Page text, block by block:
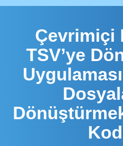
Çevrimiçi
TSV’ye